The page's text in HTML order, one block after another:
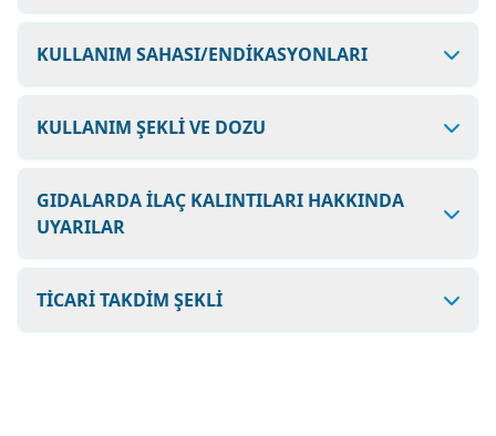
KULLANIM SAHASI/ENDİKASYONLARI
KULLANIM ŞEKLİ VE DOZU
GIDALARDA İLAÇ KALINTILARI HAKKINDA
UYARILAR
TİCARİ TAKDİM ŞEKLİ